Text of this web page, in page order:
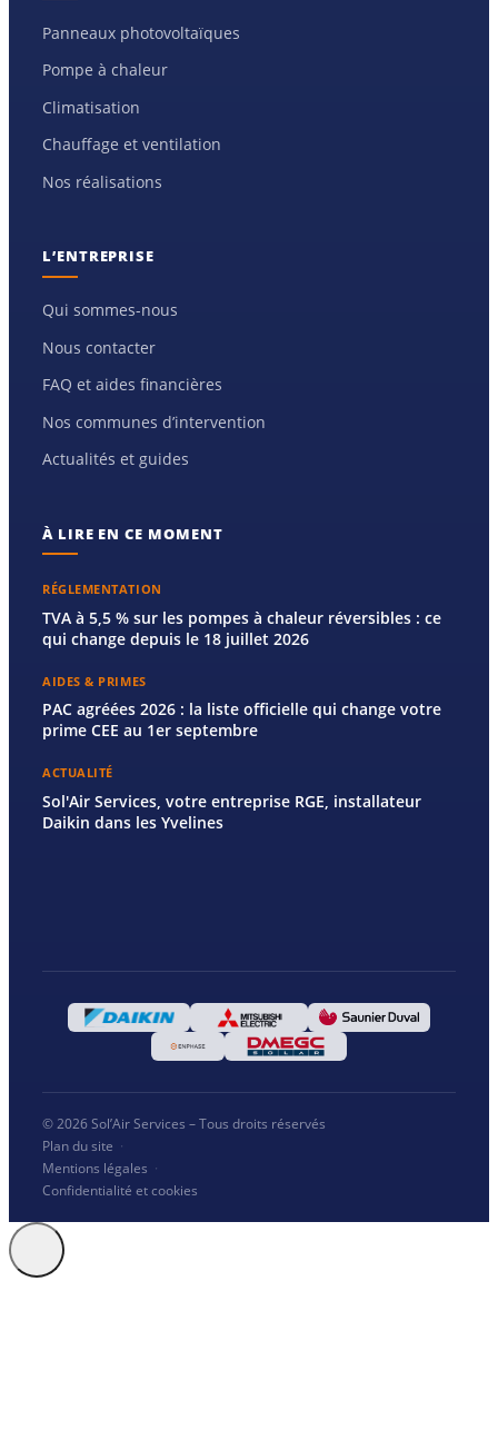
Panneaux photovoltaïques
Pompe à chaleur
Climatisation
Chauffage et ventilation
Nos réalisations
L’ENTREPRISE
Qui sommes-nous
Nous contacter
FAQ et aides financières
Nos communes d’intervention
Actualités et guides
À LIRE EN CE MOMENT
RÉGLEMENTATION
TVA à 5,5 % sur les pompes à chaleur réversibles : ce
qui change depuis le 18 juillet 2026
AIDES & PRIMES
PAC agréées 2026 : la liste officielle qui change votre
prime CEE au 1er septembre
ACTUALITÉ
Sol'Air Services, votre entreprise RGE, installateur
Daikin dans les Yvelines
© 2026 Sol’Air Services – Tous droits réservés
Plan du site ·
Mentions légales ·
Confidentialité et cookies